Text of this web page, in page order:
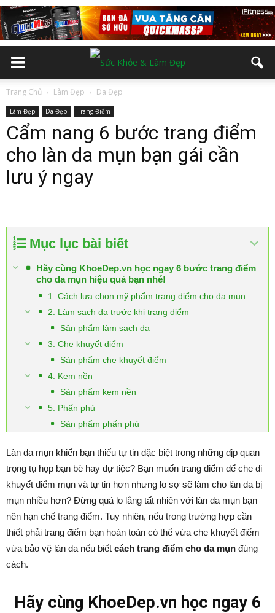
Trang Chủ Làm Đẹp Da Đẹp
Làm Đẹp Da Đẹp Trang Điểm
Cẩm nang 6 bước trang điểm
cho làn da mụn bạn gái cần
lưu ý ngay
Mục lục bài biết
Hãy cùng KhoeDep.vn học ngay 6 bước trang điểm
cho da mụn hiệu quả bạn nhé!
1. Cách lựa chọn mỹ phẩm trang điểm cho da mụn
2. Làm sạch da trước khi trang điểm
Sản phẩm làm sạch da
3. Che khuyết điểm
Sản phẩm che khuyết điểm
4. Kem nền
Sản phẩm kem nền
5. Phấn phủ
Sản phẩm phấn phủ
Làn da mụn khiến bạn thiếu tự tin đặc biệt trong những dịp quan
trọng tụ họp bạn bè hay dự tiệc? Bạn muốn trang điểm để che đi
khuyết điểm mụn và tự tin hơn nhưng lo sợ sẽ làm cho làn da bị
mụn nhiều hơn? Đừng quá lo lắng tất nhiên với làn da mụn bạn
nên hạn chế trang điểm. Tuy nhiên, nếu trong trường hợp cần
thiết phải trang điểm bạn hoàn toàn có thể vừa che khuyết điểm
vừa bảo vệ làn da nếu biết cách trang điểm cho da mụn đúng
cách.
Hãy cùng KhoeDep.vn học ngay 6